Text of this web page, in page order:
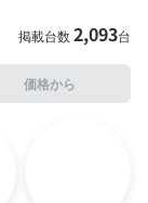
掲載台数2,093台
価格から